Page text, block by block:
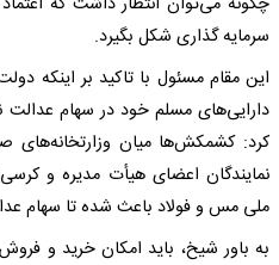
سرمایه گذاری شکل بگیرد.
این مقام مسئول با تاکید بر اینکه
دارایی‌های مسلم خود در سهام عدالت
کرد: کشمکش‌ها میان وزارتخانه‌های
نمایندگان اعضای هیأت مدیره و
ملی مس و فولاد باعث شده تا سهام
به باور شیخ، باید امکان خرید و